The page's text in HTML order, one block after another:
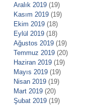
Aralık 2019 (19)
Kasım 2019 (19)
Ekim 2019 (18)
Eylül 2019 (18)
Ağustos 2019 (19)
Temmuz 2019 (20)
Haziran 2019 (19)
Mayıs 2019 (19)
Nisan 2019 (19)
Mart 2019 (20)
Şubat 2019 (19)